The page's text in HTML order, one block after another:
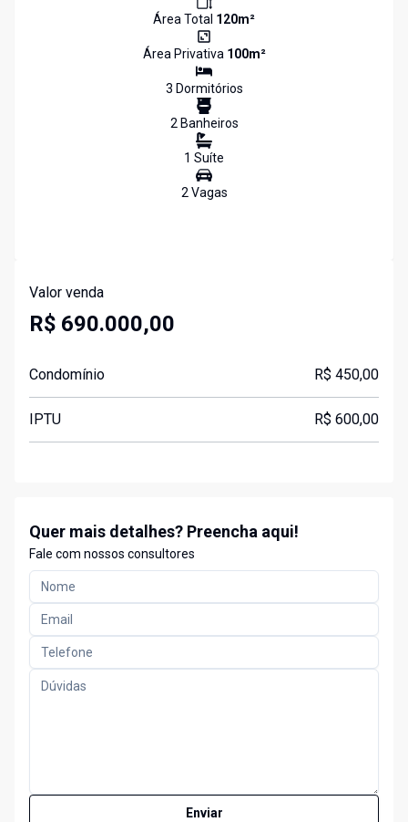
Área Total 120m²
Área Privativa 100m²
3 Dormitórios
2Banheiros
1 Suíte
2Vagas
Valor venda
R$ 690.000,00
Condomínio R$ 450,00
IPTU R$ 600,00
Quer mais detalhes? Preencha aqui!
Fale com nossos consultores
Enviar